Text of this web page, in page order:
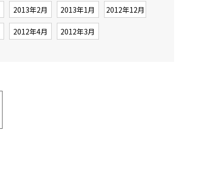
2013年2月 2013年1月 2012年12月
2012年4月 2012年3月